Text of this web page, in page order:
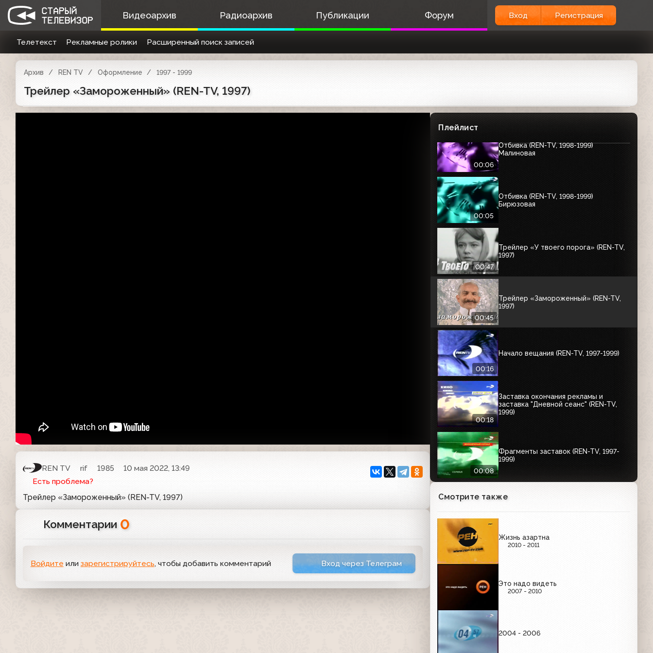
Видеоархив Радиоархив Публикации Форум Вход Регистрация
Телетекст Рекламные ролики Расширенный поиск записей
Архив REN TV Оформление 1997 - 1999
Трейлер «Замороженный» (REN-TV, 1997)
REN TV rif 1985
10 мая 2022, 13:49
Есть проблема?
Трейлер «Замороженный» (REN-TV, 1997)
Комментарии 0
Войдите или зарегистрируйтесь, чтобы добавить комментарий Вход через Телеграм
Плейлист
00:16
00:06
Отбивка (REN-TV, 1998-1999)
Малиновая
00:05
Отбивка (REN-TV, 1998-1999)
Бирюзовая
00:47
Трейлер «У твоего порога» (REN-TV,
1997)
00:45
Трейлер «Замороженный» (REN-TV,
1997)
00:16
Начало вещания (REN-TV, 1997-1999)
00:18
Заставка окончания рекламы и
заставка "Дневной сеанс" (REN-TV,
1999)
00:08
Фрагменты заставок (REN-TV, 1997-
1999)
Смотрите также
Жизнь азартна
2010 - 2011
Это надо видеть
2007 - 2010
2004 - 2006